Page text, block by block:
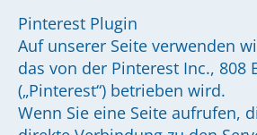
Pinterest Plugin
Auf unserer Seite verwenden
das von der Pinterest Inc., 808
(„Pinterest“) betrieben wird.
Wenn Sie eine Seite aufrufen,